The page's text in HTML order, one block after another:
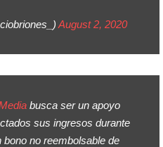
August 2, 2020
busca ser un apoyo
sus ingresos durante
no reembolsable de